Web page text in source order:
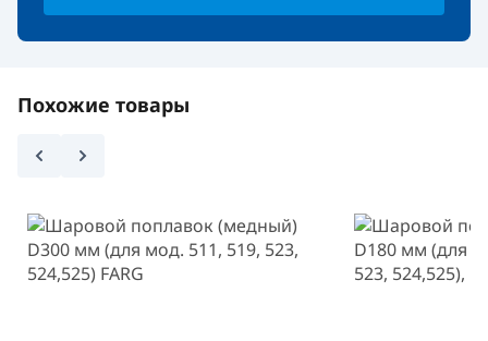
Похожие товары